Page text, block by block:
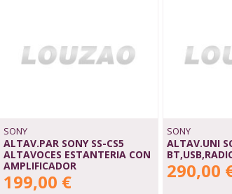
SONY
ALTAV.PAR SONY SS-CS5
ALTAVOCES ESTANTERIA CON
AMPLIFICADOR
199,00 €
SONY
ALTAV.UNI
290,00